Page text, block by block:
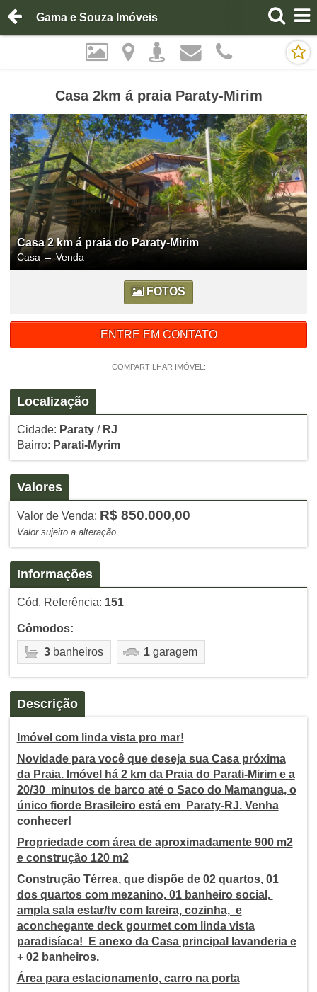
Gama e Souza Imóveis
Casa 2km á praia Paraty-Mirim
Casa 2 km á praia do Paraty-Mirim
Casa → Venda
FOTOS
ENTRE EM CONTATO
COMPARTILHAR IMÓVEL:
Localização
Cidade: Paraty/ RJ
Bairro: Parati-Myrim
Valores
Valor de Venda: R$ 850.000,00
Valor sujeito a alteração
Informações
Cód. Referência: 151
Cômodos:
3banheiros 1garagem
Descrição
Imóvel com linda vista pro mar!
Novidade para você que deseja sua Casa próxima
da Praia. Imóvel há 2 km da Praia do Parati-Mirim e a
20/30 minutos de barco até o Saco do Mamangua, o
único fiorde Brasileiro está em Paraty-RJ. Venha
conhecer!
Propriedade com área de aproximadamente 900 m2
e construção 120 m2
Construção Térrea, que dispõe de 02 quartos, 01
dos quartos com mezanino, 01 banheiro social,
ampla sala estar/tv com lareira, cozinha, e
aconchegante deck gourmet com linda vista
paradisíaca! E anexo da Casa principal lavanderia e
+ 02 banheiros.
Área para estacionamento, carro na porta